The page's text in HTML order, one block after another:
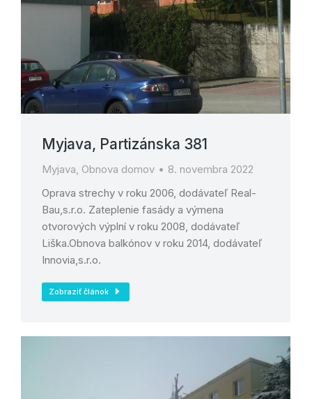
Myjava, Partizánska 381
Myjava Obnova domov
8. novembra 2022
Oprava strechy v roku 2006, dodávateľ Real-
Bau,s.r.o. Zateplenie fasády a výmena
otvorových výplní v roku 2008, dodávateľ
Liška.Obnova balkónov v roku 2014, dodávateľ
Innovia,s.r.o.
Zobraziť článok